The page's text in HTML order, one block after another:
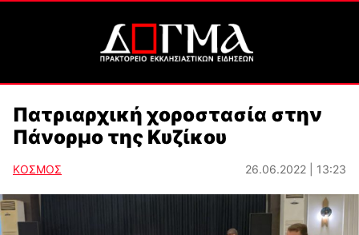
Πατριαρχική χοροστασία στην
Πάνορμο της Κυζίκου
ΚΟΣΜΟΣ 26.06.2022 | 13:23